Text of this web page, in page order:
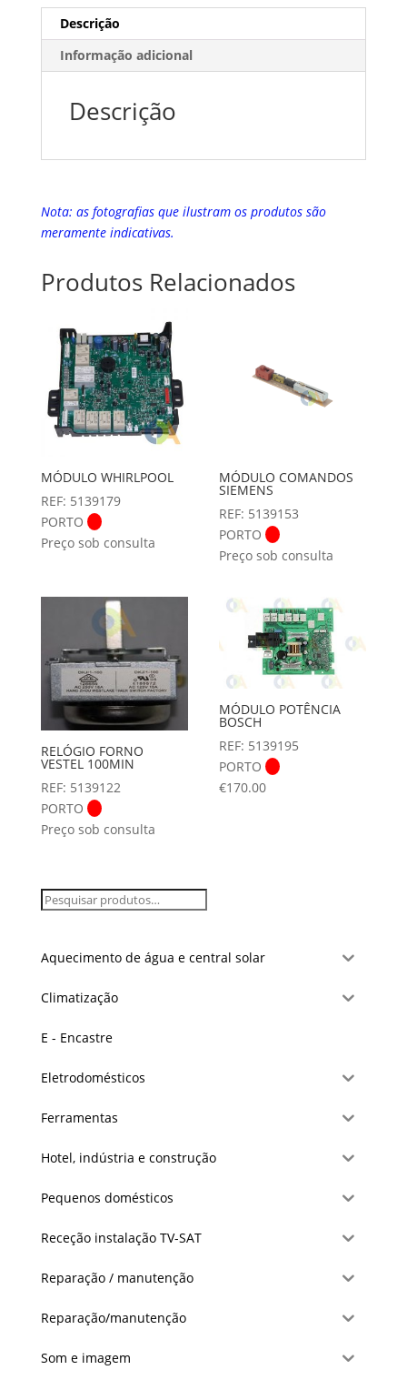
Descrição
Informação adicional
Descrição
Nota: as fotografias que ilustram os produtos são
meramente indicativas.
Produtos Relacionados
MÓDULO WHIRLPOOL
REF: 5139179
PORTO
Preço sob consulta
MÓDULO COMANDOS
SIEMENS
REF: 5139153
PORTO
Preço sob consulta
RELÓGIO FORNO
VESTEL 100MIN
REF: 5139122
PORTO
Preço sob consulta
MÓDULO POTÊNCIA
BOSCH
REF: 5139195
PORTO
€170.00
Aquecimento de água e central solar
Climatização
E - Encastre
Eletrodomésticos
Ferramentas
Hotel, indústria e construção
Pequenos domésticos
Receção instalação TV-SAT
Reparação / manutenção
Reparação/manutenção
Som e imagem